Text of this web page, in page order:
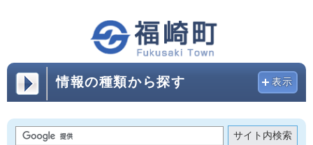
情報の種類から探す 表示
サイト内検索